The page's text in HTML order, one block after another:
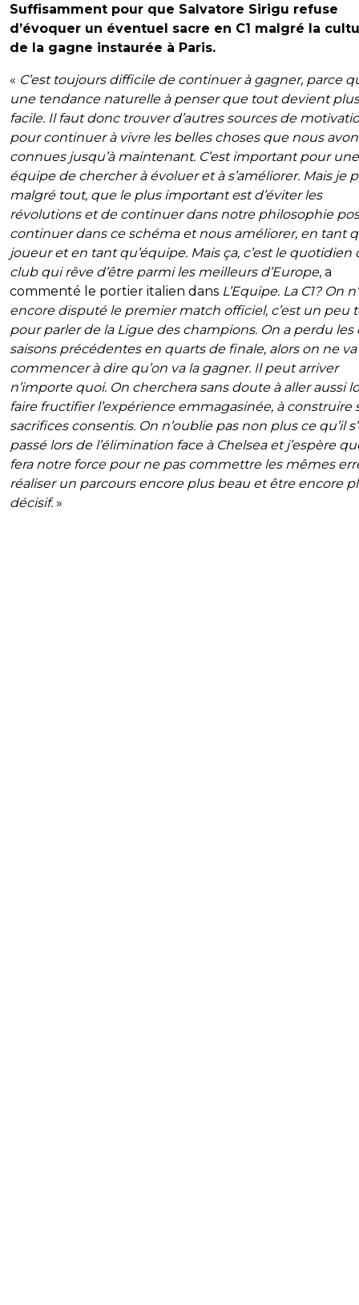
Suffisamment pour que Salvatore Sirigu refuse
d’évoquer un éventuel sacre en C1 malgré la
de la gagne instaurée à Paris.
« C’est toujours difficile de continuer à gagner, parce
une tendance naturelle à penser que tout devient plus
facile. Il faut donc trouver d’autres sources de
pour continuer à vivre les belles choses que nous
connues jusqu’à maintenant. C’est important pour une
équipe de chercher à évoluer et à s’améliorer. Mais je
malgré tout, que le plus important est d’éviter les
révolutions et de continuer dans notre philosophie
continuer dans ce schéma et nous améliorer, en tant
joueur et en tant qu’équipe. Mais ça, c’est le quotidien
club qui rêve d’être parmi les meilleurs d’Europe, a
commenté le portier italien dans L’Equipe. La C1? On
encore disputé le premier match officiel, c’est un peu
pour parler de la Ligue des champions. On a perdu les
saisons précédentes en quarts de finale, alors on ne va
commencer à dire qu’on va la gagner. Il peut arriver
n’importe quoi. On cherchera sans doute à aller aussi
faire fructifier l’expérience emmagasinée, à construire
sacrifices consentis. On n’oublie pas non plus ce qu’il
passé lors de l’élimination face à Chelsea et j’espère
fera notre force pour ne pas commettre les mêmes
réaliser un parcours encore plus beau et être encore
décisif.»